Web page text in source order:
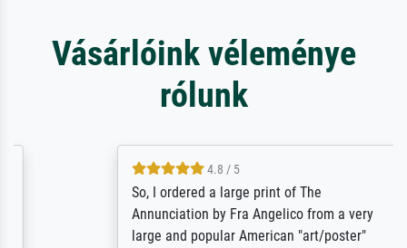
Vásárlóink véleménye
rólunk
4.8 / 5
So, I ordered a large print of The
Annunciation by Fra Angelico from a very
large and popular American "art/poster"